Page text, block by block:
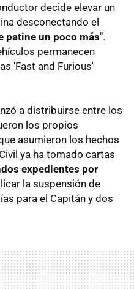
decide elevar un
desconectando el
patine un poco más".
permanecen
'Fast and Furious'
a distribuirse entre los
los propios
asumieron los hechos
ya ha tomado cartas
expedientes por
la suspensión de
para el Capitán y dos